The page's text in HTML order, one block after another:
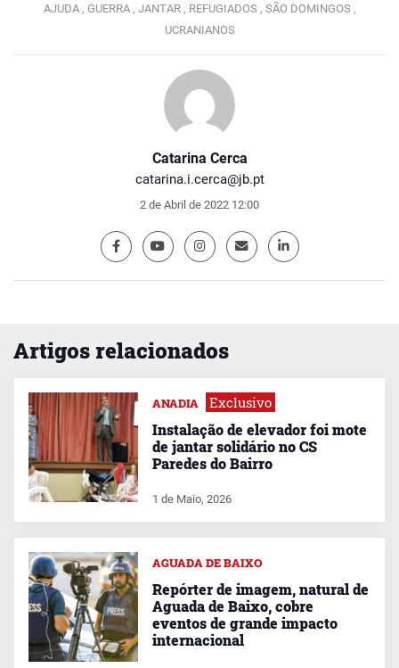
Catarina Cerca
catarina.i.cerca@jb.pt
2 de Abril de 2022 12:00
AJUDA , GUERRA , JANTAR , REFUGIADOS , SÃO DOMINGOS ,
UCRANIANOS
Artigos relacionados
ANADIA Exclusivo
Instalação de elevador foi mote
de jantar solidário no CS
Paredes do Bairro
1 de Maio, 2026
AGUADA DE BAIXO
Repórter de imagem, natural de
Aguada de Baixo, cobre
eventos de grande impacto
internacional